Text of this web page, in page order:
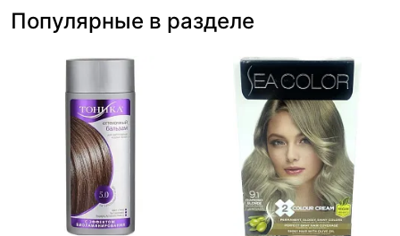
Популярные в разделе